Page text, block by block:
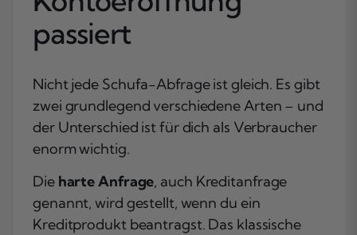
passiert
Nicht jede Schufa-Abfrage ist gleich. Es gibt
zwei grundlegend verschiedene Arten – und
der Unterschied ist für dich als Verbraucher
enorm wichtig.
Die harte Anfrage, auch Kreditanfrage
genannt, wird gestellt, wenn du ein
Kreditprodukt beantragst. Das klassische